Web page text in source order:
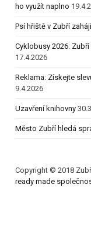
ho využít naplno
Psí hřiště v Zubří
Cyklobusy 2026:
17.4.2026
Reklama: Získejte
9.4.2026
Uzavření knihovny
Město Zubří hledá
Copyright © 2018
ready made